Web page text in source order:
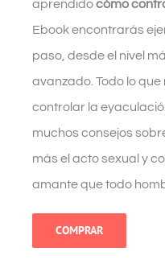
aprendidocómo
Ebook encontrarás
paso, desde el nivel
avanzado. Todo lo
controlar la
muchos consejos
más el acto sexual y
amante que todo
COMPRAR